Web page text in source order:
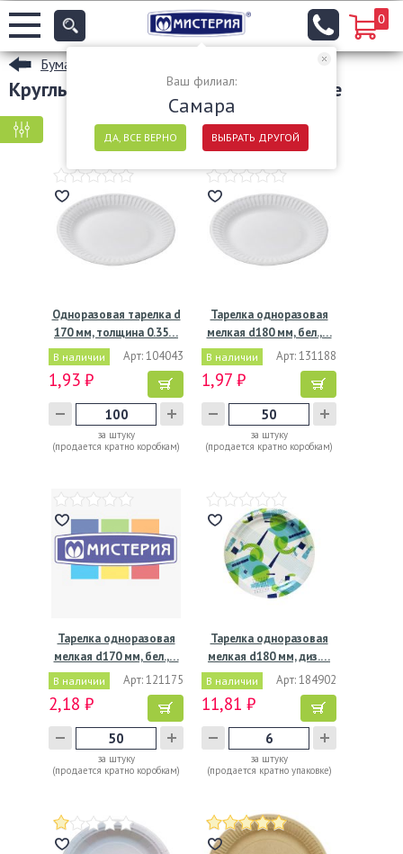
Ваш филиал:
Самара
ДА, ВСЕ ВЕРНО ВЫБРАТЬ ДРУГОЙ
0
Бумажные тарелки
Круглые картонные тарелки в Самаре
Одноразовая тарелка d
170 мм, толщина 0.35…
В наличии Арт: 104043
1,93 ₽
за штуку
(продается кратно коробкам)
Тарелка одноразовая
мелкая d180 мм, бел.,…
В наличии Арт: 131188
1,97 ₽
за штуку
(продается кратно коробкам)
Тарелка одноразовая
мелкая d170 мм, бел.,…
В наличии Арт: 121175
2,18 ₽
за штуку
(продается кратно коробкам)
Тарелка одноразовая
мелкая d180 мм, диз.…
В наличии Арт: 184902
11,81 ₽
за штуку
(продается кратно упаковке)